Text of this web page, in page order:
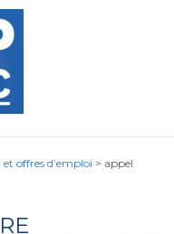
offres d’emploi > appel